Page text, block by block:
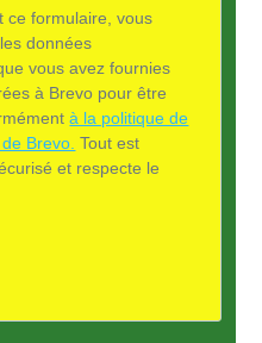
ce formulaire, vous
données
vous avez fournies
à Brevo pour être
à la politique de
Brevo. Tout est
et respecte le